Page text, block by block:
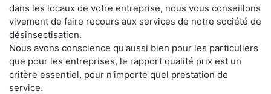
dans les locaux de votre entreprise, nous vous conseillons
vivement de faire recours aux services de notre société de
désinsectisation.
Nous avons conscience qu'aussi bien pour les particuliers
que pour les entreprises, le rapport qualité prix est un
critère essentiel, pour n'importe quel prestation de
service.